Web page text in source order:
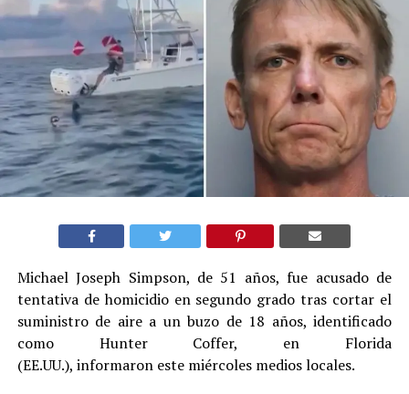
Michael Joseph Simpson, de 51 años, fue acusado de
tentativa de homicidio en segundo grado tras cortar el
suministro de aire a un buzo de 18 años, identificado
como Hunter Coffer, en Florida
(EE.UU.), informaron este miércoles medios locales.